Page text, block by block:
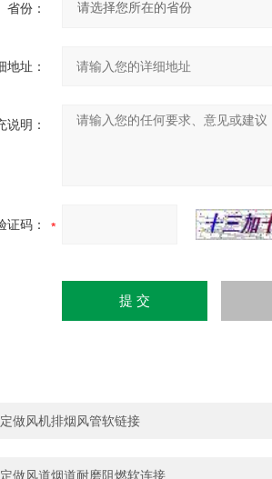
省份：
地址：
说明：
证码：
定做风机排烟风管软链接
定做风道烟道耐磨阻燃软连接